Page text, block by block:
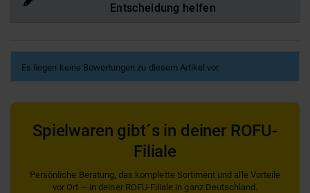
Entscheidung helfen
Es liegen keine Bewertungen zu diesem Artikel vor.
Spielwaren gibt´s in deiner ROFU-
Filiale
Persönliche Beratung, das komplette Sortiment und alle Vorteile
vor Ort — in deiner ROFU-Filiale in ganz Deutschland.